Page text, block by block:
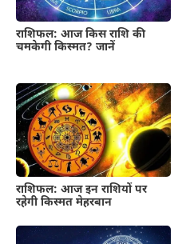
राशिफल: आज किस राशि की
चमकेगी किस्मत? जानें
राशिफल: आज इन राशियों पर
रहेगी किस्मत मेहरबान